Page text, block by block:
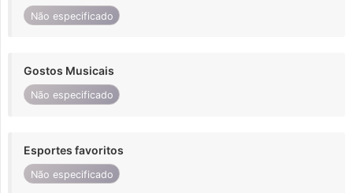
Não especificado
Gostos Musicais
Não especificado
Esportes favoritos
Não especificado